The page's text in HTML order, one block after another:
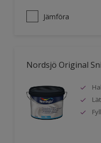
Jämföra
Nordsjö Original